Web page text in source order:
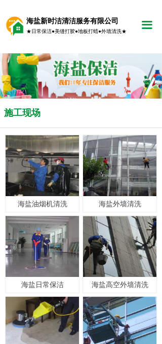
海盐新时洁清洁服务有限公司
★日常保洁●美缝打胶●地板打蜡●外墙清洗★
끀
施工现场
海盐油烟机清洗 海盐外墙清洗
海盐日常保洁 海盐高空外墙清洗